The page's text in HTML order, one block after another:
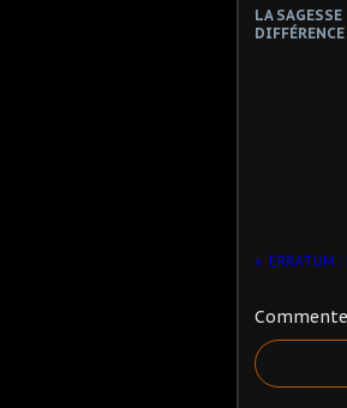
LA SAGESSE
DIFFÉRENCE
ERRATUM